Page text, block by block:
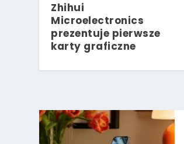
Zhihui
Microelectronics
prezentuje pierwsze
karty graficzne